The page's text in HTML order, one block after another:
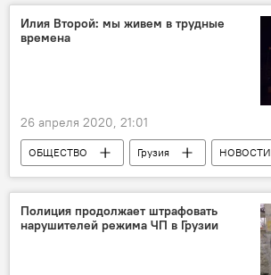
Илия Второй: мы живем в трудные
времена
26 апреля 2020, 21:01
ОБЩЕСТВО Грузия
НОВОСТИ
Религия
Полиция продолжает штрафовать
нарушителей режима ЧП в Грузии